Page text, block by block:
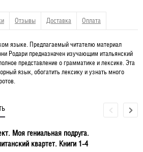
Отзывы Доставка Оплата
языке. Предлагаемый читателю материал
Родари предназначен изучающим итальянский
представление о грамматике и лексике. Эта
язык, обогатить лексику и узнать много
Моя гениальная подруга.
квартет. Книги 1-4